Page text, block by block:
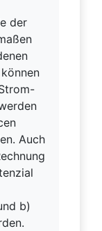
der
Auch
b)